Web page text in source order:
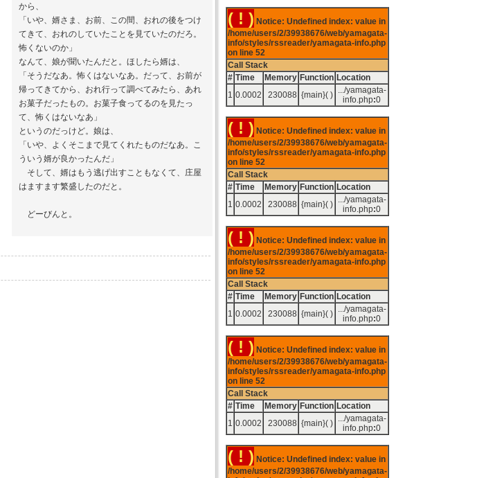
から、
「いや、婿さま、お前、この間、おれの後をつけ
てきて、おれのしていたことを見ていたのだろ。
怖くないのか」
なんて、娘が聞いたんだと。ほしたら婿は、
「そうだなあ。怖くはないなあ。だって、お前が
帰ってきてから、おれ行って調べてみたら、あれ
お菓子だったもの。お菓子食ってるのを見たっ
て、怖くはないなあ」
というのだっけど。娘は、
「いや、よくそこまで見てくれたものだなあ。こ
ういう婿が良かったんだ」
そして、婿はもう逃げ出すこともなくて、庄屋
はますます繁盛したのだと。
どーびんと。
( ! ) Notice: Undefined index: value in
/home/users/2/39938676/web/yamagata-
info/styles/rssreader/yamagata-info.php
on line 52
Call Stack
# Time Memory Function Location
1 0.0002 230088 {main}( )
.../yamagata-
info.php:0
( ! ) Notice: Undefined index: value in
/home/users/2/39938676/web/yamagata-
info/styles/rssreader/yamagata-info.php
on line 52
Call Stack
# Time Memory Function Location
1 0.0002 230088 {main}( )
.../yamagata-
info.php:0
( ! ) Notice: Undefined index: value in
/home/users/2/39938676/web/yamagata-
info/styles/rssreader/yamagata-info.php
on line 52
Call Stack
# Time Memory Function Location
1 0.0002 230088 {main}( )
.../yamagata-
info.php:0
( ! ) Notice: Undefined index: value in
/home/users/2/39938676/web/yamagata-
info/styles/rssreader/yamagata-info.php
on line 52
Call Stack
# Time Memory Function Location
1 0.0002 230088 {main}( )
.../yamagata-
info.php:0
( ! ) Notice: Undefined index: value in
/home/users/2/39938676/web/yamagata-